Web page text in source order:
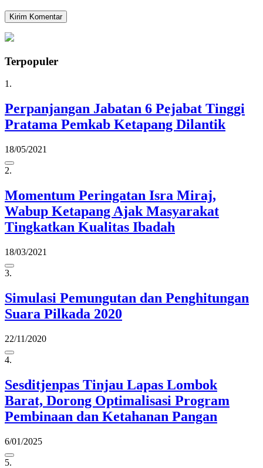
Terpopuler
1.
Perpanjangan Jabatan 6 Pejabat Tinggi
Pratama Pemkab Ketapang Dilantik
18/05/2021
2.
Momentum Peringatan Isra Miraj,
Wabup Ketapang Ajak Masyarakat
Tingkatkan Kualitas Ibadah
18/03/2021
3.
Simulasi Pemungutan dan Penghitungan
Suara Pilkada 2020
22/11/2020
4.
Sesditjenpas Tinjau Lapas Lombok
Barat, Dorong Optimalisasi Program
Pembinaan dan Ketahanan Pangan
6/01/2025
5.